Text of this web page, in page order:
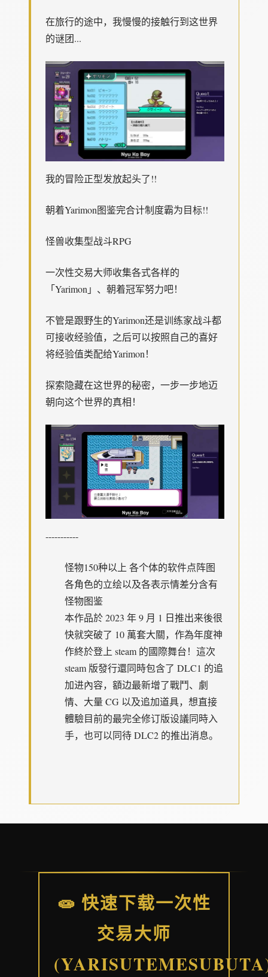
在旅行的途中，我慢慢的接触行到这世界
的谜团...
我的冒险正型发放起头了!!
朝着Yarimon图鉴完合计制度霸为目标!!
怪兽收集型战斗RPG
一次性交易大师收集各式各样的
「Yarimon」、朝着冠军努力吧！
不管是跟野生的Yarimon还是训练家战斗都
可接收经验值，之后可以按照自己的喜好
将经验值类配给Yarimon！
探索隐藏在这世界的秘密，一步一步地迈
朝向这个世界的真相！
-----------
怪物150种以上 各个体的软件点阵图
各角色的立绘以及各表示情差分含有
怪物图鉴
本作品於 2023 年 9 月 1 日推出来後很
快就突破了 10 萬套大關，作為年度神
作終於登上 steam 的國際舞台！這次
steam 版發行還同時包含了 DLC1 的追
加进內容，額边最新增了戰鬥、劇
情、大量 CG 以及追加道具，想直接
體驗目前的最完全修订版设議同時入
手，也可以同待 DLC2 的推出消息。
🧫 快速下载一次性
交易大师